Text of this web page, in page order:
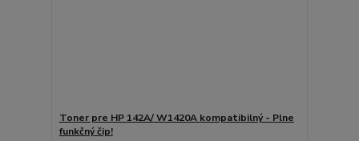
Toner pre HP 142A/ W1420A kompatibilný - Plne
funkčný čip!